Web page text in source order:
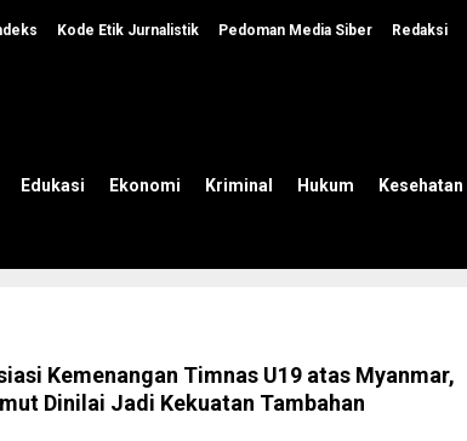
Kode Etik Jurnalistik Pedoman Media Siber Redaksi
Edukasi Ekonomi Kriminal Hukum Kesehatan
Kemenangan Timnas U19 atas Myanmar,
Dinilai Jadi Kekuatan Tambahan